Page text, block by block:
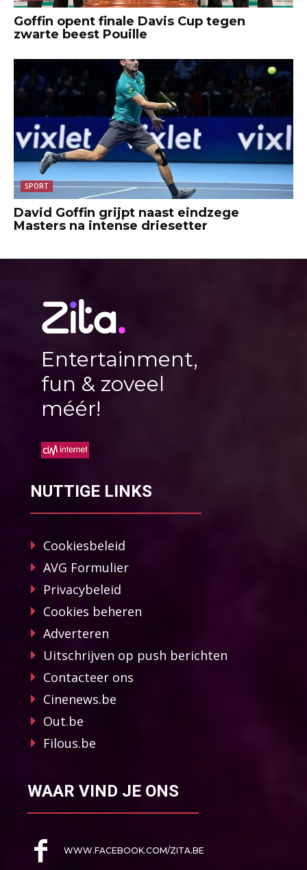
Goffin opent finale Davis Cup tegen
zwarte beest Pouille
SPORT
David Goffin grijpt naast eindzege
Masters na intense driesetter
Entertainment,
fun & zoveel
méér!
NUTTIGE LINKS
Cookiesbeleid
AVG Formulier
Privacybeleid
Cookies beheren
Adverteren
Uitschrijven op push berichten
Contacteer ons
Cinenews.be
Out.be
Filous.be
WAAR VIND JE ONS
WWW.FACEBOOK.COM/ZITA.BE